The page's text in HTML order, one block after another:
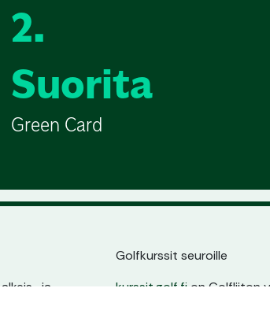
2.
Suorita
Green Card
ja
Golfkurssit seuroille
kurssit.golf.fi on Golfliiton